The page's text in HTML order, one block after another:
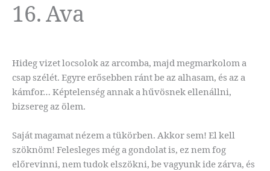
16. Ava
Hideg vizet locsolok az arcomba, majd megmarkolom a
csap szélét. Egyre erősebben ránt be az alhasam, és az a
kámfor… Képtelenség annak a hűvösnek ellenállni,
bizsereg az ölem.
Saját magamat nézem a tükörben. Akkor sem! El kell
szöknöm! Felesleges még a gondolat is, ez nem fog
előrevinni, nem tudok elszökni, be vagyunk ide zárva, és